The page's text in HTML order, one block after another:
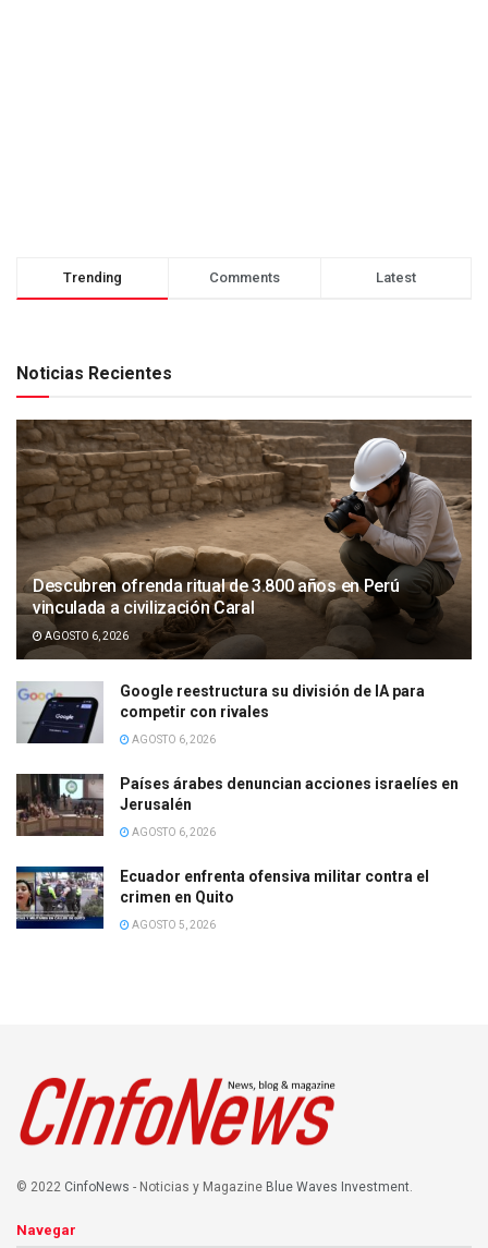
Trending Comments Latest
Noticias Recientes
Descubren ofrenda ritual de 3.800 años en Perú
vinculada a civilización Caral
AGOSTO 6, 2026
Google reestructura su división de IA para
competir con rivales
AGOSTO 6, 2026
Países árabes denuncian acciones israelíes en
Jerusalén
AGOSTO 6, 2026
Ecuador enfrenta ofensiva militar contra el
crimen en Quito
AGOSTO 5, 2026
© 2022 CinfoNews - Noticias y Magazine Blue Waves Investment.
Navegar